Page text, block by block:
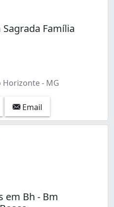
Família
Horizonte - MG
Email
em Bh - Bm